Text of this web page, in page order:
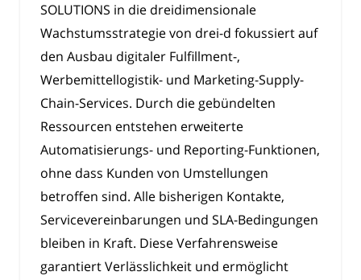
SOLUTIONS in die dreidimensionale
Wachstumsstrategie von drei-d fokussiert auf
den Ausbau digitaler Fulfillment-,
Werbemittellogistik- und Marketing-Supply-
Chain-Services. Durch die gebündelten
Ressourcen entstehen erweiterte
Automatisierungs- und Reporting-Funktionen,
ohne dass Kunden von Umstellungen
betroffen sind. Alle bisherigen Kontakte,
Servicevereinbarungen und SLA-Bedingungen
bleiben in Kraft. Diese Verfahrensweise
garantiert Verlässlichkeit und ermöglicht